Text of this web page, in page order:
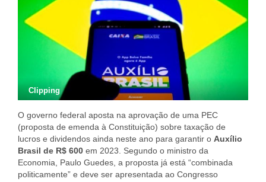
Clipping
O governo federal aposta na aprovação de uma PEC
(proposta de emenda à Constituição) sobre taxação de
lucros e dividendos ainda neste ano para garantir o Auxílio
Brasil de R$ 600 em 2023. Segundo o ministro da
Economia, Paulo Guedes, a proposta já está “combinada
politicamente” e deve ser apresentada ao Congresso